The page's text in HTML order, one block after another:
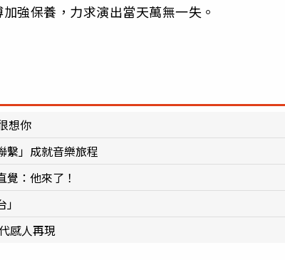
強保養，力求演出當天萬無一失。
想你
」成就音樂旅程
：他來了！
感人再現